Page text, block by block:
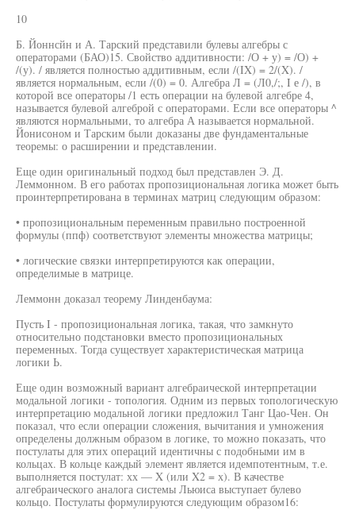
10
Б. Йоннсйн и А. Тарский представили булевы алгебры с
операторами (БАО)15. Свойство аддитивности: /О + у) = /О) +
/(у). / является полностью аддитивным, если /(IX) = 2/(X). /
является нормальным, если /(0) = 0. Алгебра Л = (Л0,/;, I е /), в
которой все операторы /1 есть операции на булевой алгебре 4,
называется булевой алгеброй с операторами. Если все операторы ^
являются нормальными, то алгебра А называется нормальной.
Йонисоном и Тарским были доказаны две фундаментальные
теоремы: о расширении и представлении.
Еще один оригинальный подход был представлен Э. Д.
Леммонном. В его работах пропозициональная логика может быть
проинтерпретирована в терминах матриц следующим образом:
• пропозициональным переменным правильно построенной
формулы (ппф) соответствуют элементы множества матрицы;
• логические связки интерпретируются как операции,
определимые в матрице.
Леммонн доказал теорему Линденбаума:
Пусть I - пропозициональная логика, такая, что замкнуто
относительно подстановки вместо пропозициональных
переменных. Тогда существует характеристическая матрица
логики Ь.
Еще один возможный вариант алгебраической интерпретации
модальной логики - топология. Одним из первых топологическую
интерпретацию модальной логики предложил Танг Цао-Чен. Он
показал, что если операции сложения, вычитания и умножения
определены должным образом в логике, то можно показать, что
постулаты для этих операций идентичны с подобными им в
кольцах. В кольце каждый элемент является идемпотентным, т.е.
выполняется постулат: хх — X (или X2 = х). В качестве
алгебраического аналога системы Льюиса выступает булево
кольцо. Постулаты формулируются следующим образом16: